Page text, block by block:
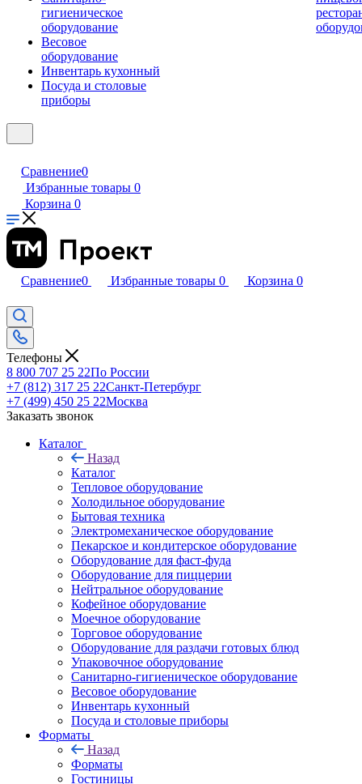
гигиеническое
оборудование
Весовое
оборудование
Инвентарь кухонный
Посуда и столовые
приборы
Сравнение0
Избранные товары 0
Корзина 0
Сравнение0 Избранные товары 0 Корзина 0
Телефоны
8 800 707 25 22По России
+7 (812) 317 25 22Санкт-Петербург
+7 (499) 450 25 22Москва
Заказать звонок
Каталог
Назад
Каталог
Тепловое оборудование
Холодильное оборудование
Бытовая техника
Электромеханическое оборудование
Пекарское и кондитерское оборудование
Оборудование для фаст-фуда
Оборудование для пиццерии
Нейтральное оборудование
Кофейное оборудование
Моечное оборудование
Торговое оборудование
Оборудование для раздачи готовых блюд
Упаковочное оборудование
Санитарно-гигиеническое оборудование
Весовое оборудование
Инвентарь кухонный
Посуда и столовые приборы
Форматы
Назад
Форматы
Гостиницы